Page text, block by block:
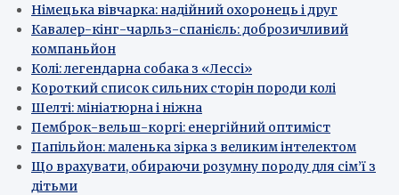
Німецька вівчарка: надійний охоронець і друг
Кавалер-кінг-чарльз-спанієль: доброзичливий
компаньйон
Колі: легендарна собака з «Лессі»
Короткий список сильних сторін породи колі
Шелті: мініатюрна і ніжна
Пемброк-вельш-коргі: енергійний оптиміст
Папільйон: маленька зірка з великим інтелектом
Що врахувати, обираючи розумну породу для сім’ї з
дітьми